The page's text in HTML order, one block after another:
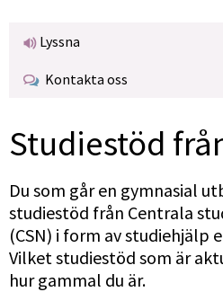
Lyssna
Kontakta oss
Studiestöd
Du som går en gymnasial
studiestöd från Centrala
(CSN) i form av studiehjälp
Vilket studiestöd som är
hur gammal du är.